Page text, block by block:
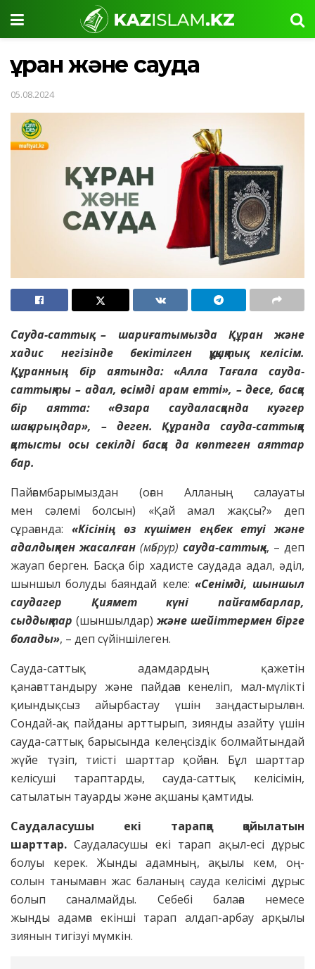
Құран және сауда
05.08.2024
Сауда-саттық – шариғатымызда Құран және
хадис негізінде бекітілген құқықтық келісім.
Құранның бір аятында: «Алла Тағала сауда-
саттықты – адал, өсімді арам етті», – десе, басқа
бір аятта: «Өзара саудаласқанда куәгер
шақырыңдар», – деген. Құранда сауда-саттыққа
қатысты осы секілді басқа да көптеген аяттар
бар.
Пайғамбарымыздан (оған Алланың салауаты
мен сәлемі болсын) «Қай амал жақсы?» деп
сұрағанда: «Кісінің өз күшімен еңбек етуі және
адалдықпен жасалған (мәбрур) сауда-саттық», – деп
жауап берген. Басқа бір хадисте саудада адал, әділ,
шыншыл болуды баяндай келе: «Сенімді, шыншыл
саудагер Қиямет күні пайғамбарлар,
сыддықтар (шыншылдар) және шейіттермен бірге
болады», – деп сүйіншілеген.
Сауда-саттық адамдардың қажетін
қанағаттандыру және пайдаға кенеліп, мал-мүлікті
қиындықсыз айырбастау үшін заңдастырылған.
Сондай-ақ пайданы арттырып, зиянды азайту үшін
сауда-саттық барысында келеңсіздік болмайтындай
жүйе түзіп, тиісті шарттар қойған. Бұл шарттар
келісуші тараптарды, сауда-саттық келісімін,
сатылатын тауарды және ақшаны қамтиды.
Саудаласушы екі тарапқа қойылатын
шарттар. Саудаласушы екі тарап ақыл-есі дұрыс
болуы керек. Жынды адамның, ақылы кем, оң-
солын танымаған жас баланың сауда келісімі дұрыс
болып саналмайды. Себебі балаға немесе
жынды адамға екінші тарап алдап-арбау арқылы
зиянын тигізуі мүмкін.